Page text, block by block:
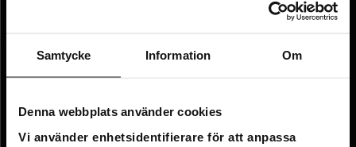
Samtycke Information Om
Denna webbplats använder cookies
Vi använder enhetsidentifierare för att anpassa
Om oss
Kundtjänst
FAQ - Vanliga frågor